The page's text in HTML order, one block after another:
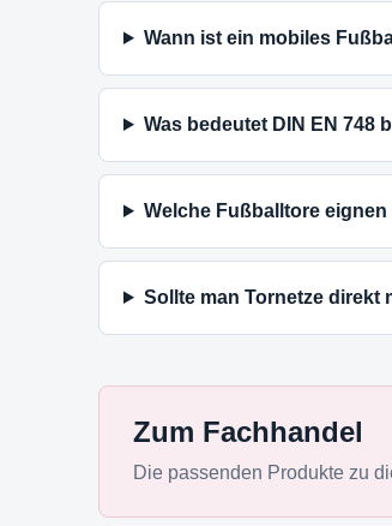
Wann ist ein mobiles
Was bedeutet DIN EN 748
Welche Fußballtore
Sollte man Tornetze direkt
Zum Fachhandel
Die passenden Produkte zu